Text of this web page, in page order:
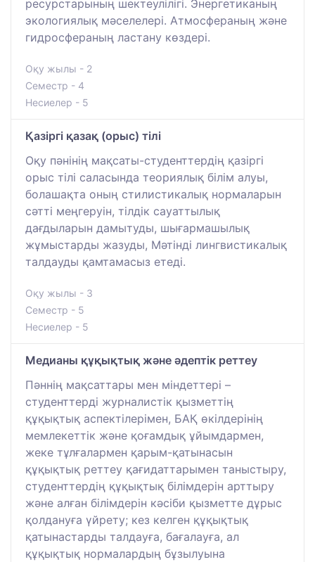
ресурстарының шектеулілігі. Энергетиканың
экологиялық мәселелері. Атмосфераның және
гидросфераның ластану көздері.
Оқу жылы - 2
Семестр - 4
Несиелер - 5
Қазіргі қазақ (орыс) тілі
Оқу пәнінің мақсаты-студенттердің қазіргі
орыс тілі саласында теориялық білім алуы,
болашақта оның стилистикалық нормаларын
сәтті меңгеруін, тілдік сауаттылық
дағдыларын дамытуды, шығармашылық
жұмыстарды жазуды, Мәтінді лингвистикалық
талдауды қамтамасыз етеді.
Оқу жылы - 3
Семестр - 5
Несиелер - 5
Медианы құқықтық және әдептік реттеу
Пәннің мақсаттары мен міндеттері –
студенттерді журналистік қызметтің
құқықтық аспектілерімен, БАҚ өкілдерінің
мемлекеттік және қоғамдық ұйымдармен,
жеке тұлғалармен қарым-қатынасын
құқықтық реттеу қағидаттарымен таныстыру,
студенттердің құқықтық білімдерін арттыру
және алған білімдерін кәсіби қызметте дұрыс
қолдануға үйрету; кез келген құқықтық
қатынастарды талдауға, бағалауға, ал
құқықтық нормалардың бұзылуына